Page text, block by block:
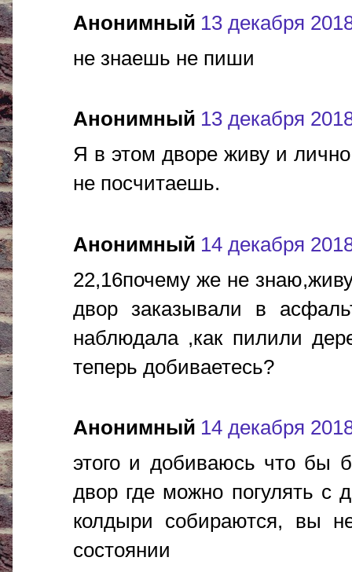
Анонимный 13 декабря
не знаешь не пиши
Анонимный 13 декабря
Я в этом дворе живу и
не посчитаешь.
Анонимный 14 декабря
22,16почему же не
двор заказывали в
наблюдала ,как пилили
теперь добиваетесь?
Анонимный 14 декабря
этого и добиваюсь что бы
двор где можно погулять с
колдыри собираются, вы
состоянии